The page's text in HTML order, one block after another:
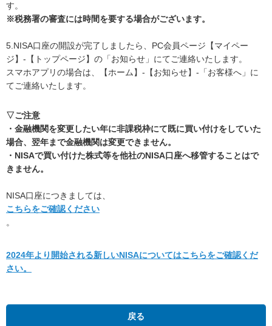
す。
※税務署の審査には時間を要する場合がございます。
5.NISA口座の開設が完了しましたら、PC会員ページ【マイペー
ジ】-【トップページ】の「お知らせ」にてご連絡いたします。
スマホアプリの場合は、【ホーム】-【お知らせ】-「お客様へ」に
てご連絡いたします。
▽ご注意
・金融機関を変更したい年に非課税枠にて既に買い付けをしていた
場合、翌年まで金融機関は変更できません。
・NISAで買い付けた株式等を他社のNISA口座へ移管することはで
きません。
NISA口座につきましては、
こちらをご確認ください
。
2024年より開始される新しいNISAについてはこちらをご確認くだ
さい。
戻る